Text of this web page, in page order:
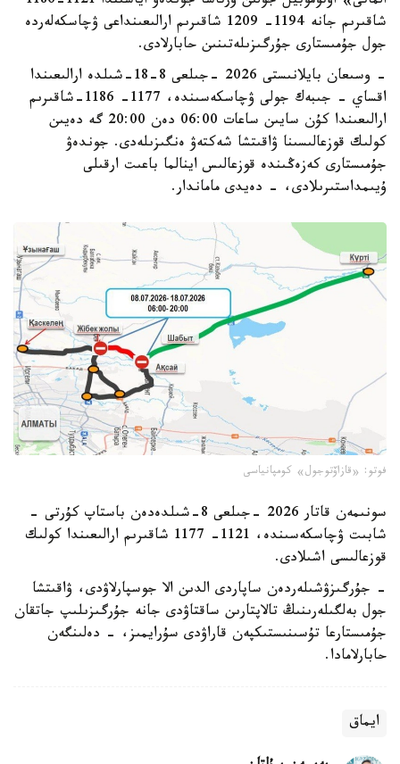
شاقىرىم جانە 1194- 1209 شاقىرىم ارالىعىنداعى ۋچاسكەلەردە
جول جۇمىستارى جۇرگىزىلەتىنىن حابارلادى.
- وسىعان بايلانىستى 2026 -جىلعى 8-18-شىلدە ارالىعىندا
اقساي - جىبەك جولى ۋچاسكەسىندە، 1177- 1186-شاقىرىم
ارالىعىندا كۇن سايىن ساعات 06:00 دەن 20:00 گە دەيىن
كولىك قوزعالىسىنا ۋاقىتشا شەكتەۋ ەنگىزىلەدى. جوندەۋ
جۇمىستارى كەزەڭىندە قوزعالىس اينالما باعىت ارقىلى
ۇيىمداستىرىلادى، - دەيدى ماماندار.
فوتو: «قازاۆتوجول» كومپانياسى
سونىمەن قاتار 2026 -جىلعى 8-شىلدەدەن باستاپ كۇرتى -
شابىت ۋچاسكەسىندە، 1121- 1177 شاقىرىم ارالىعىندا كولىك
قوزعالىسى اشىلادى.
- جۇرگىزۋشىلەردەن ساپاردى الدىن الا جوسپارلاۋدى، ۋاقىتشا
جول بەلگىلەرىنىڭ تالاپتارىن ساقتاۋدى جانە جۇرگىزىلىپ جاتقان
جۇمىستارعا تۇسىنىستىكپەن قاراۋدى سۇرايمىز، - دەلىنگەن
حابارلامادا.
ايماق